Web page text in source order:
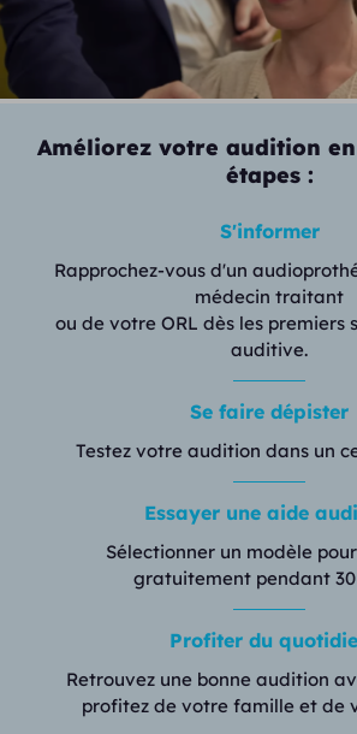
Améliorez votre audition
étapes :
S'informer
Rapprochez-vous d'un
médecin traitant
ou de votre ORL dès les premiers
auditive.
Se faire dépister
Testez votre audition dans un
Essayer une aide
Sélectionner un modèle
gratuitement pendant 30
Profiter du
Retrouvez une bonne audition
profitez de votre famille et de